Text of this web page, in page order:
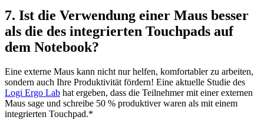
7. Ist die Verwendung einer Maus besser
als die des integrierten Touchpads auf
dem Notebook?
Eine externe Maus kann nicht nur helfen, komfortabler zu arbeiten,
sondern auch Ihre Produktivität fördern! Eine aktuelle Studie des
Logi Ergo Lab hat ergeben, dass die Teilnehmer mit einer externen
Maus sage und schreibe 50 % produktiver waren als mit einem
integrierten Touchpad.*